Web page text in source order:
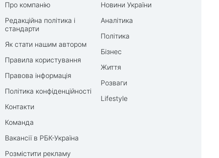
Про компанію
Редакційна політика і
стандарти
Як стати нашим автором
Правила користування
Правова інформація
Політика конфіденційності
Контакти
Команда
Вакансії в РБК-Україна
Розмістити рекламу
Новини України
Аналітика
Політика
Бізнес
Життя
Розваги
Lifestyle